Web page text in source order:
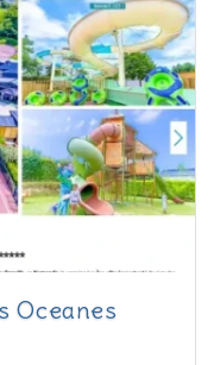
Oceanes